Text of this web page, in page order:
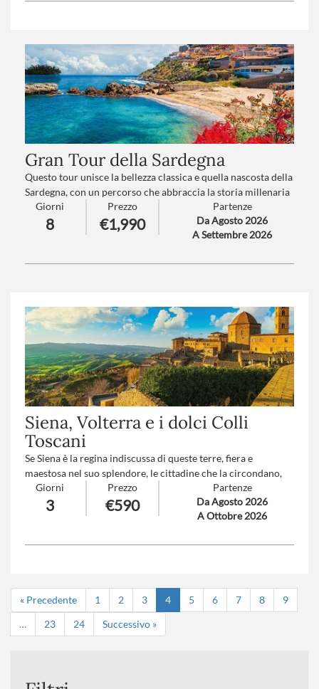
Gran Tour della Sardegna
Questo tour unisce la bellezza classica e quella nascosta della
Sardegna, con un percorso che abbraccia la storia millenaria
dei nuraghi e delle domus de janas, l'eleganza della Costa
Smeralda, le tradizioni popolari e gastronomiche, e i paesaggi
mozzafiato delle sue spiagge, baie e borghi. Un viaggio tra
che emozionano ad ogni passo.
Giorni
8
Prezzo
€1,990
Partenze
Da Agosto 2026
A Settembre 2026
Siena, Volterra e i dolci Colli
Toscani
Se Siena è la regina indiscussa di queste terre, fiera e
maestosa nel suo splendore, le cittadine che la circondano,
come fedeli ancelle, sanno incantare con una bellezza più
discreta ma altrettanto potente. San Gimignano, con le sue
torri slanciate che sembrano toccare il cielo, e Volterra,
sprigionano storia e meraviglia da ogni pietra, da ogni angolo,
rallentare per lasciare spazio all’emozione pura di chi li
scopre.
Trattamento: Pensione completa con bevande
Giorni
3
Prezzo
€590
Partenze
Da Agosto 2026
A Ottobre 2026
« Precedente 1 2 3 4 5 6 7 8
9
…
23 24 Successivo »